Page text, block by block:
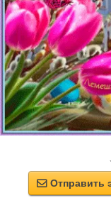
 Отправить